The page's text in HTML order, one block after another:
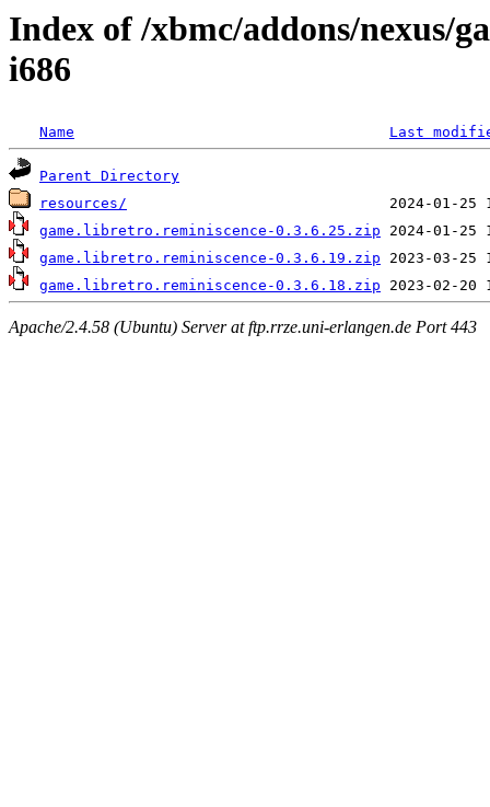
Index of /xbmc/addons/nexus/
i686
Name Last
Parent Directory
resources/
game.libretro.reminiscence-0.3.6.25.zip
game.libretro.reminiscence-0.3.6.19.zip
game.libretro.reminiscence-0.3.6.18.zip
Apache/2.4.58 (Ubuntu) Server at ftp.rrze.uni-erlangen.de Port 443